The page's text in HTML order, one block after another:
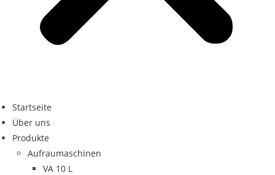
Startseite
Über uns
Produkte
Aufraumaschinen
VA 10 L